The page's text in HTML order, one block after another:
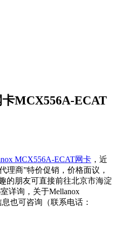
MCX556A-ECAT
MCX556A-ECAT网卡 ，近
理商”特价促销，价格面议，
的朋友可直接前往北京市海淀
详询，关于Mellanox
也可咨询（联系电话：